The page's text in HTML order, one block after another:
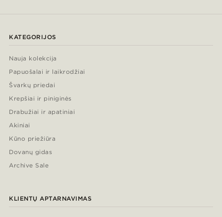
KATEGORIJOS
Nauja kolekcija
Papuošalai ir laikrodžiai
Švarkų priedai
Krepšiai ir piniginės
Drabužiai ir apatiniai
Akiniai
Kūno priežiūra
Dovanų gidas
Archive Sale
KLIENTŲ APTARNAVIMAS